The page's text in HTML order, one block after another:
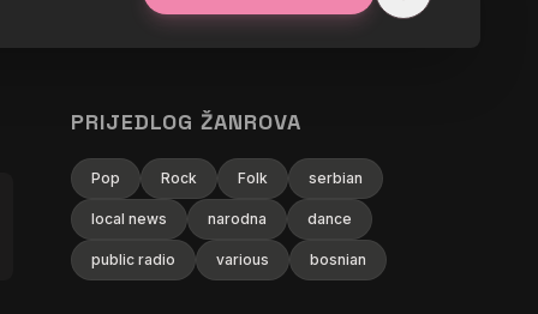
PRIJEDLOG ŽANROVA
Pop Rock Folk serbian
local news narodna dance
public radio various bosnian